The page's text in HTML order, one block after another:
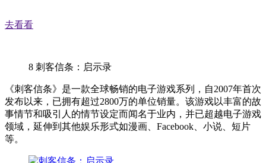
去看看
8 刺客信条：启示录
《刺客信条》是一款全球畅销的电子游戏系列，自2007年首次
发布以来，已拥有超过2800万的单位销量。该游戏以丰富的故
事情节和吸引人的情节设定而闻名于业内，并已超越电子游戏
领域，延伸到其他娱乐形式如漫画、Facebook、小说、短片
等。